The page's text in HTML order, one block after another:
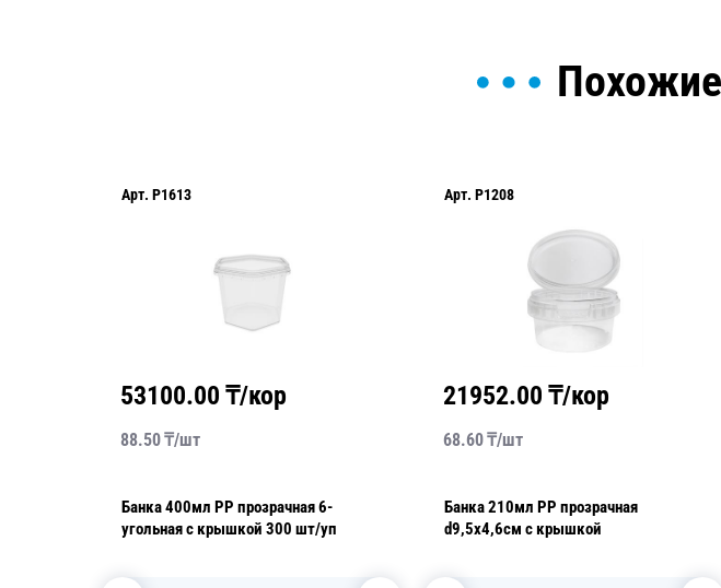
Арт. P1613
53100.00 ₸/кор
88.50₸/шт
Банка 400мл РР прозрачная 6-
угольная с крышкой 300 шт/уп
Арт. P1208
21952.00 ₸/кор
68.60₸/шт
Банка 210мл РР прозрачная
d9,5х4,6см с крышкой